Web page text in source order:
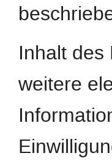
Inhalt des
weitere